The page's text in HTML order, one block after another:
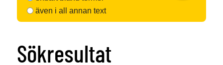
även i all annan text
Sökresultat